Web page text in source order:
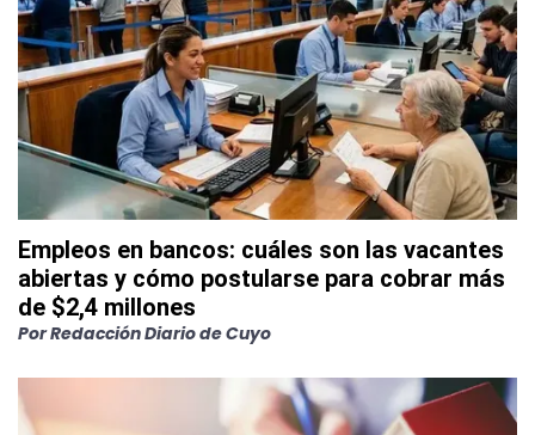
Empleos en bancos: cuáles son las vacantes
abiertas y cómo postularse para cobrar más
de $2,4 millones
PorRedacción Diario de Cuyo